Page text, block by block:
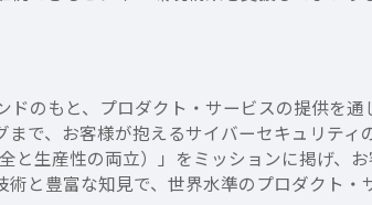
ンドのもと、プロダクト・サービスの提供
で、お客様が抱えるサイバーセキュリティ
と生産性の両立）」をミッションに掲げ、
と豊富な知見で、世界水準のプロダクト・